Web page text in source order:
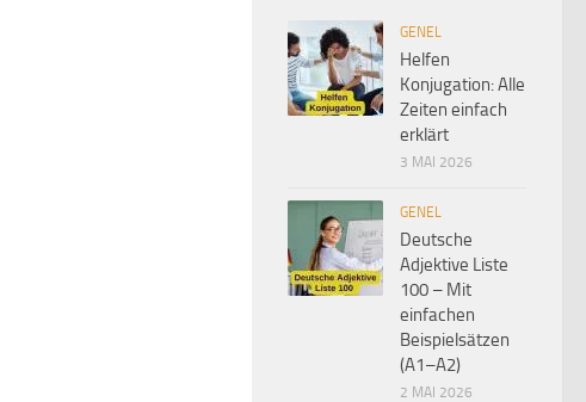
GENEL
Helfen
Konjugation: Alle
Zeiten einfach
erklärt
3 MAI 2026
GENEL
Deutsche
Adjektive Liste
100 – Mit
einfachen
Beispielsätzen
(A1–A2)
2 MAI 2026